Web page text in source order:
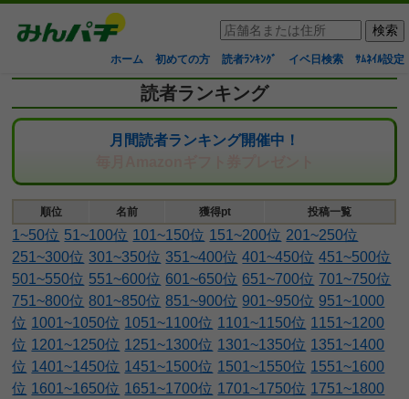
ホーム 初めての方 読者ﾗﾝｷﾝｸﾞ イベ日検索 ｻﾑﾈｲﾙ設定
読者ランキング
月間読者ランキング開催中！
順位 名前 獲得pt 投稿一覧
1~50位 51~100位 101~150位 151~200位 201~250位
251~300位 301~350位 351~400位 401~450位 451~500位
501~550位 551~600位 601~650位 651~700位 701~750位
751~800位 801~850位 851~900位 901~950位 951~1000
位 1001~1050位 1051~1100位 1101~1150位 1151~1200
位 1201~1250位 1251~1300位 1301~1350位 1351~1400
位 1401~1450位 1451~1500位 1501~1550位 1551~1600
位 1601~1650位 1651~1700位 1701~1750位 1751~1800